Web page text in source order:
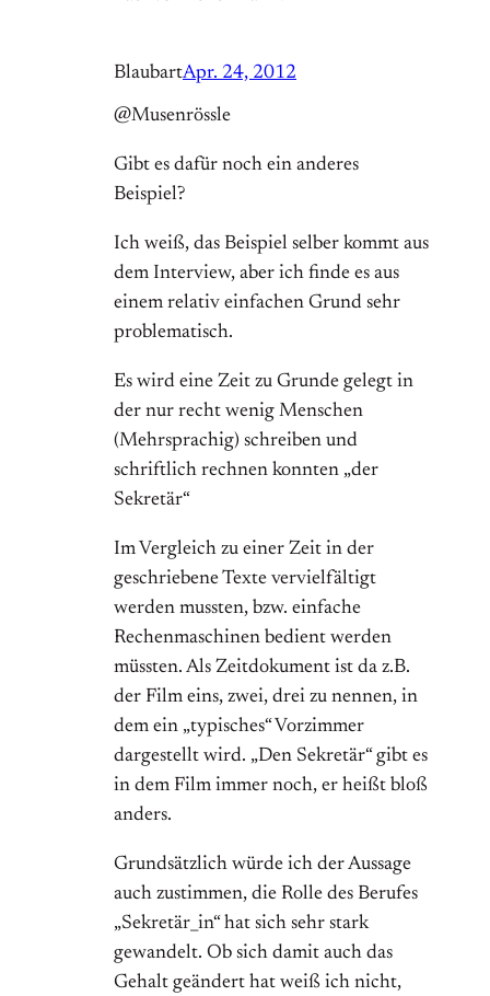
BlaubartApr. 24, 2012
@Musenrössle
Gibt es dafür noch ein anderes
Beispiel?
Ich weiß, das Beispiel selber kommt aus
dem Interview, aber ich finde es aus
einem relativ einfachen Grund sehr
problematisch.
Es wird eine Zeit zu Grunde gelegt in
der nur recht wenig Menschen
(Mehrsprachig) schreiben und
schriftlich rechnen konnten „der
Sekretär“
Im Vergleich zu einer Zeit in der
geschriebene Texte vervielfältigt
werden mussten, bzw. einfache
Rechenmaschinen bedient werden
müssten. Als Zeitdokument ist da z.B.
der Film eins, zwei, drei zu nennen, in
dem ein „typisches“ Vorzimmer
dargestellt wird. „Den Sekretär“ gibt es
in dem Film immer noch, er heißt bloß
anders.
Grundsätzlich würde ich der Aussage
auch zustimmen, die Rolle des Berufes
„Sekretär_in“ hat sich sehr stark
gewandelt. Ob sich damit auch das
Gehalt geändert hat weiß ich nicht,